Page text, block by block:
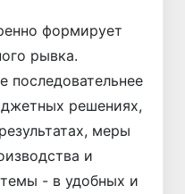
формирует
рывка.
последовательнее
решениях,
меры
и
- в удобных и